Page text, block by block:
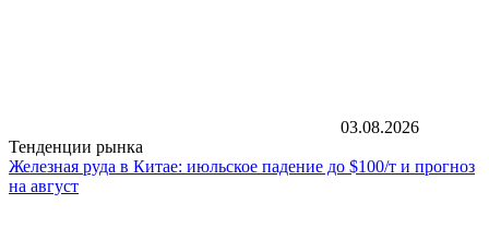
03.08.2026
Тенденции рынка
Железная руда в Китае: июльское падение до $100/т и прогноз
на август